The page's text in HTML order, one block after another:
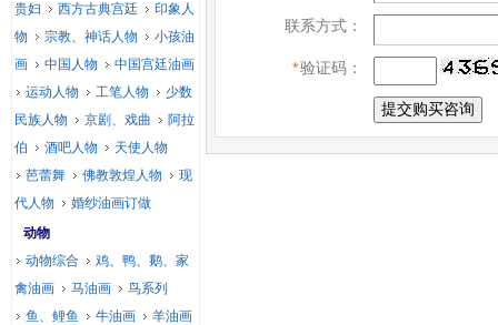
联系方式：
*验证码：
贵妇
西方古典宫廷
印象人
物
宗教、神话人物
小孩油
画
中国人物
中国宫廷油画
运动人物
工笔人物
少数
民族人物
京剧、戏曲
阿拉
伯
酒吧人物
天使人物
芭蕾舞
佛教敦煌人物
现
代人物
婚纱油画订做
动物
动物综合
鸡、鸭、鹅、家
禽油画
马油画
鸟系列
鱼、鲤鱼
牛油画
羊油画